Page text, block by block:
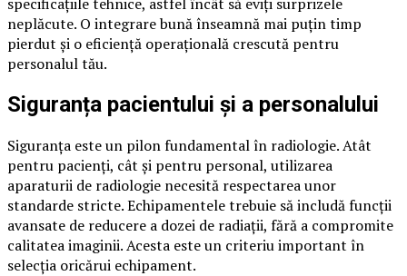
neplăcute. O integrare bună înseamnă mai puțin timp
pierdut și o eficiență operațională crescută pentru
personalul tău.
Siguranța pacientului și a personalului
Siguranța este un pilon fundamental în radiologie. Atât
pentru pacienți, cât și pentru personal, utilizarea
aparaturii de radiologie necesită respectarea unor
standarde stricte. Echipamentele trebuie să includă funcții
avansate de reducere a dozei de radiații, fără a compromite
calitatea imaginii. Acesta este un criteriu important în
selecția oricărui echipament.